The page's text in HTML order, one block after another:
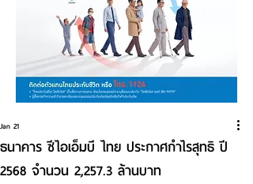
ธนาคาร ซีไอเอ็มบี ไทย ประกาศกำไรสุทธิ ปี
2568 จำนวน 2,257.3 ล้านบาท
Jan 21